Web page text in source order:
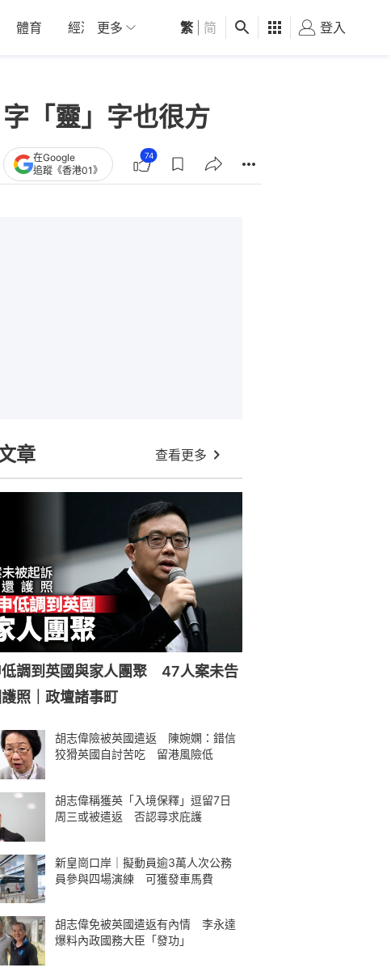
體育 經濟 01深圳 觀點 健康 好食玩飛
更多 繁 简 登入
「靈」字也很方
在Google
追蹤《香港01》
74
章 查看更多
調到英國與家人團聚 47人案未告
照｜政壇諸事町
胡志偉險被英國遣返 陳婉嫻：錯信
狡猾英國自討苦吃 留港風險低
胡志偉稱獲英「入境保釋」逗留7日
周三或被遣返 否認尋求庇護
新皇崗口岸｜擬動員逾3萬人次公務
員參與四場演練 可獲發車馬費
胡志偉免被英國遣返有內情 李永達
爆料內政國務大臣「發功」